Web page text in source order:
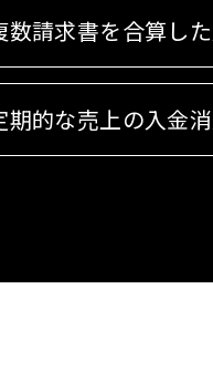
数請求書を合算し
期的な売上の入金